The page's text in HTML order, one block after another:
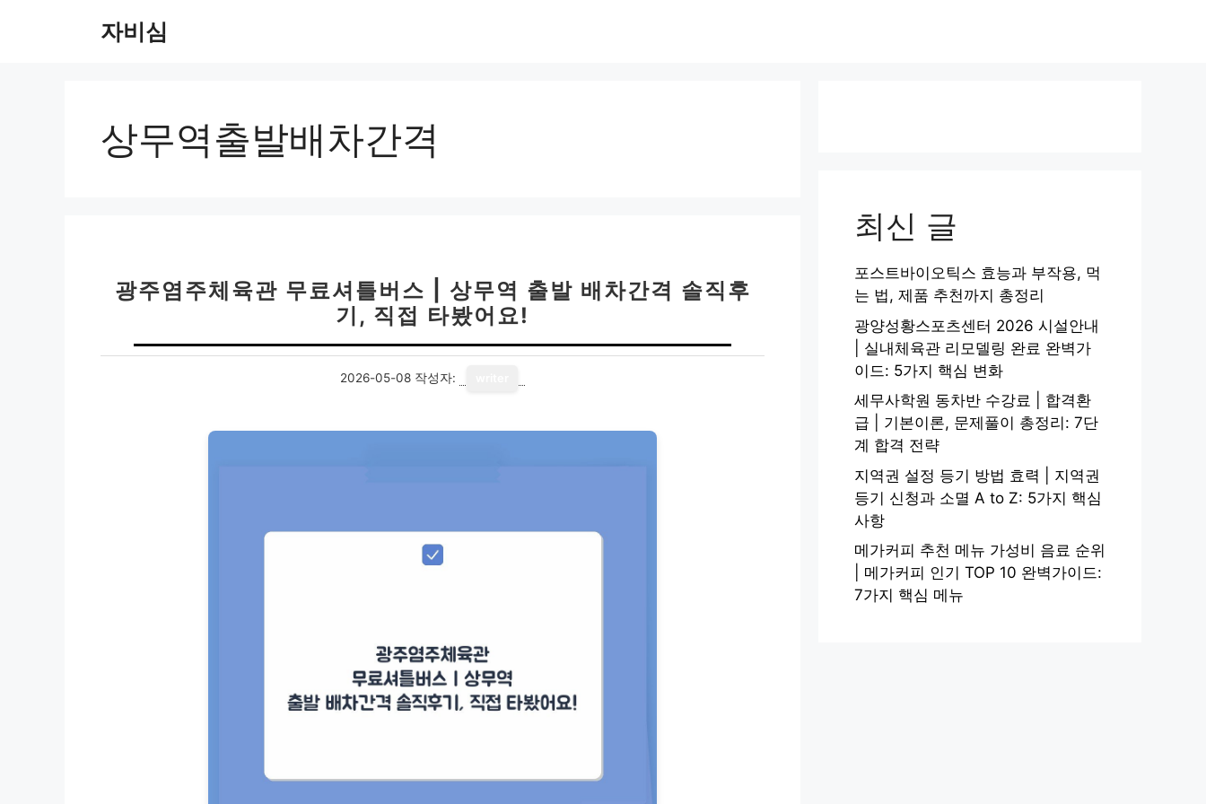
자비심
상무역출발배차간격
광주염주체육관 무료셔틀버스 | 상무역 출발 배차간격 솔직후
기, 직접 타봤어요!
2026-05-08 작성자:
최신 글
포스트바이오틱스 효능과 부작용, 먹
는 법, 제품 추천까지 총정리
광양성황스포츠센터 2026 시설안내
| 실내체육관 리모델링 완료 완벽가
이드: 5가지 핵심 변화
세무사학원 동차반 수강료 | 합격환
급 | 기본이론, 문제풀이 총정리: 7단
계 합격 전략
지역권 설정 등기 방법 효력 | 지역권
등기 신청과 소멸 A to Z: 5가지 핵심
사항
메가커피 추천 메뉴 가성비 음료 순위
| 메가커피 인기 TOP 10 완벽가이드:
7가지 핵심 메뉴